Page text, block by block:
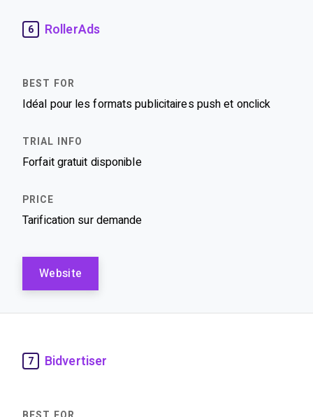
6 RollerAds
Idéal pour les formats publicitaires push et onclick
Forfait gratuit disponible
Tarification sur demande
Website
7 Bidvertiser